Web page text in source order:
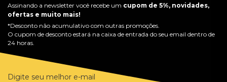
Assinando a newsletter você recebe um cupom de 5%, novidades,
ofertas e muito mais!
*Desconto não acumulativo com outras promoções.
O cupom de desconto estará na caixa de entrada do seu email dentro de
24 horas.
Digite seu melhor e-mail